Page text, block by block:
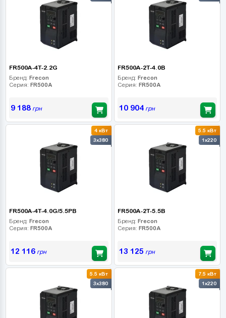
FR500A-4T-2.2G
Бренд: Frecon
Серия: FR500A
9 188грн
FR500A-2T-4.0B
Бренд: Frecon
Серия: FR500A
10 904грн
4 кВт
3x380
FR500A-4T-4.0G/5.5PB
Бренд: Frecon
Серия: FR500A
12 116грн
5.5 кВт
1x220
FR500A-2T-5.5B
Бренд: Frecon
Серия: FR500A
13 125 грн
5.5 кВт
3x380
7.5 кВт
1x220